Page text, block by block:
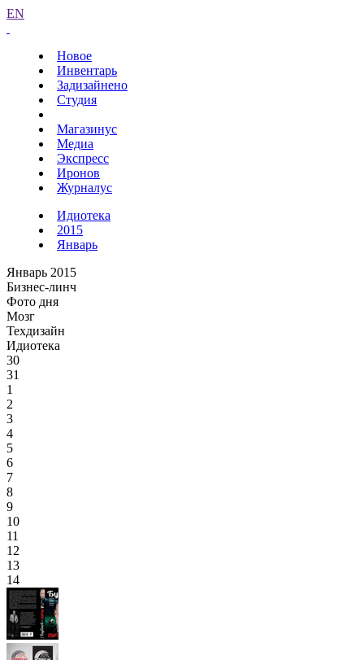
EN
Новое
Инвентарь
Задизайнено
Студия
Магазинус
Медиа
Экспресс
Иронов
Журналус
Идиотека
2015
Январь
Январь 2015
Бизнес-линч
Фото дня
Мозг
Техдизайн
Идиотека
30
31
1
2
3
4
5
6
7
8
9
10
11
12
13
14